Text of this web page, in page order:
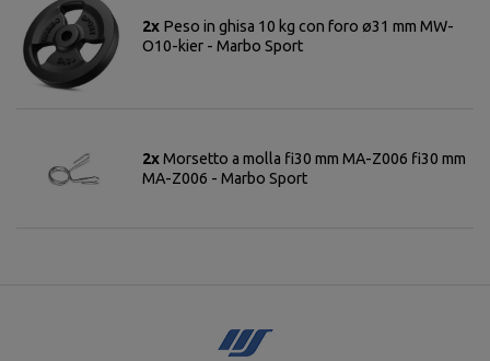
2x Peso in ghisa 10 kg con foro ø31 mm MW-
O10-kier - Marbo Sport
2xMorsetto a molla fi30 mm MA-Z006 fi30 mm
MA-Z006 - Marbo Sport